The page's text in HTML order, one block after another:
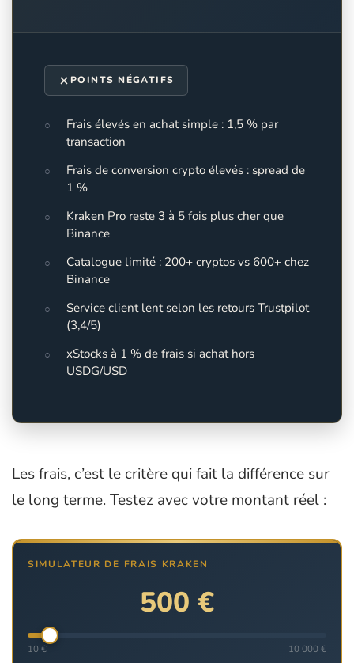
POINTS NÉGATIFS
Frais élevés en achat simple : 1,5 % par
transaction
Frais de conversion crypto élevés : spread de
1 %
Kraken Pro reste 3 à 5 fois plus cher que
Binance
Catalogue limité : 200+ cryptos vs 600+ chez
Binance
Service client lent selon les retours Trustpilot
(3,4/5)
xStocks à 1 % de frais si achat hors
USDG/USD
Les frais, c’est le critère qui fait la différence sur
le long terme. Testez avec votre montant réel :
SIMULATEUR DE FRAIS KRAKEN
500 €
10 € 10 000 €